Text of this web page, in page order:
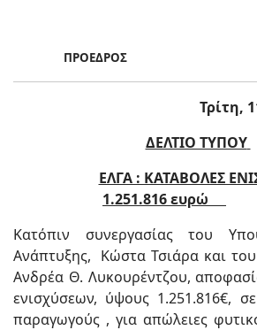
ΠΡΟΕΔΡΟΣ
Τρίτη,
ΔΕΛΤΙΟ ΤΥΠΟΥ
ΕΛΓΑ : ΚΑΤΑΒΟΛΕΣ
1.251.816 ευρώ
Κατόπιν συνεργασίας του
Ανάπτυξης, Κώστα Τσιάρα και
Ανδρέα Θ. Λυκουρέντζου,
ενισχύσεων, ύψους 1.251.816€,
παραγωγούς , για απώλειες